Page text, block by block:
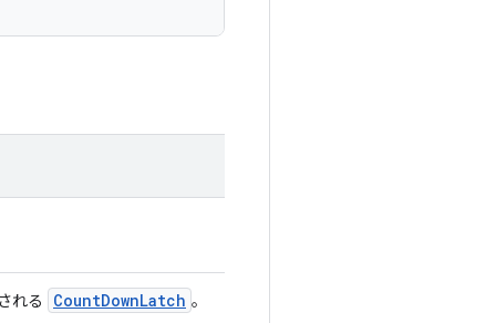
れる CountDownLatch 。